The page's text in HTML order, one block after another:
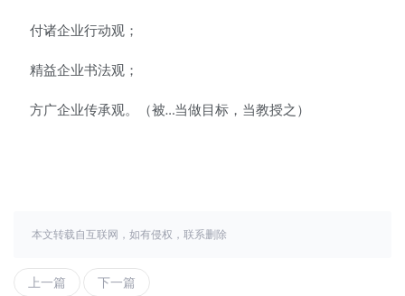
付诸企业行动观；
精益企业书法观；
方广企业传承观。（被…当做目标，当教授之）
本文转载自互联网，如有侵权，联系删除
上一篇 下一篇